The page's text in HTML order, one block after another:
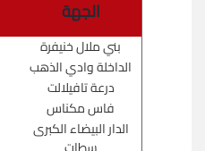
الجهة
بني ملال خنيفرة
الداخلة وادي الذهب
درعة تافيلالت
فاس مكناس
الدار البيضاء الكبرى